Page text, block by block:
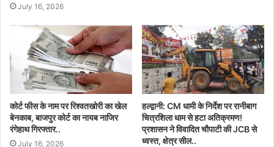
July 16, 2026
कोर्ट फीस के नाम पर रिश्वतखोरी का खेल
बेनकाब, बाजपुर कोर्ट का नायब नाजिर
रंगेहाथ गिरफ्तार..
July 16, 2026
हल्द्वानी: CM धामी के निर्देश पर रानीबाग
चित्रशिला धाम से हटा अतिक्रमण!
प्रशासन ने विवादित चौपाटी की JCB से
ध्वस्त, क्षेत्र सील..